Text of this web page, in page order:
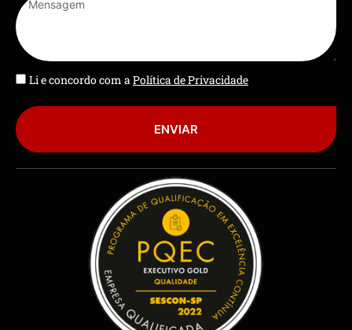
Li e concordo com a Política de Privacidade
ENVIAR